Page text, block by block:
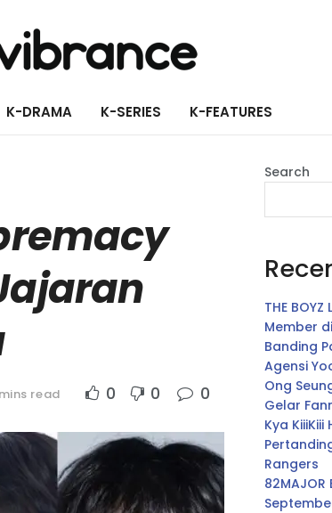
K-DRAMA K-SERIES K-FEATURES
read 0 0 0
Search
THE
Member
Banding
Agensi
Ong
Gelar
Kya
Rangers